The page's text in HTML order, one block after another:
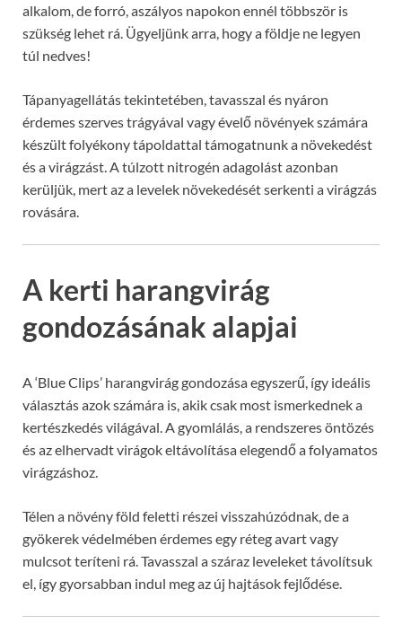
alkalom, de forró, aszályos napokon ennél többször is
szükség lehet rá. Ügyeljünk arra, hogy a földje ne legyen
túl nedves!
Tápanyagellátás tekintetében, tavasszal és nyáron
érdemes szerves trágyával vagy évelő növények számára
készült folyékony tápoldattal támogatnunk a növekedést
és a virágzást. A túlzott nitrogén adagolást azonban
kerüljük, mert az a levelek növekedését serkenti a virágzás
rovására.
A kerti harangvirág
gondozásának alapjai
A ‘Blue Clips’ harangvirág gondozása egyszerű, így ideális
választás azok számára is, akik csak most ismerkednek a
kertészkedés világával. A gyomlálás, a rendszeres öntözés
és az elhervadt virágok eltávolítása elegendő a folyamatos
virágzáshoz.
Télen a növény föld feletti részei visszahúzódnak, de a
gyökerek védelmében érdemes egy réteg avart vagy
mulcsot teríteni rá. Tavasszal a száraz leveleket távolítsuk
el, így gyorsabban indul meg az új hajtások fejlődése.